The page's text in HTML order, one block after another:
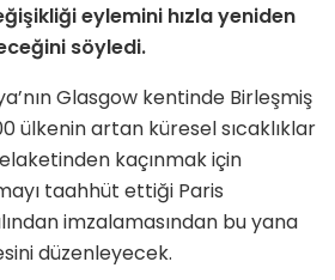
eylemini hızla yeniden
söyledi.
Glasgow kentinde Birleşmiş
ülkenin artan küresel sıcaklıklar
kaçınmak için
taahhüt ettiği Paris
imzalamasından bu yana
düzenleyecek.